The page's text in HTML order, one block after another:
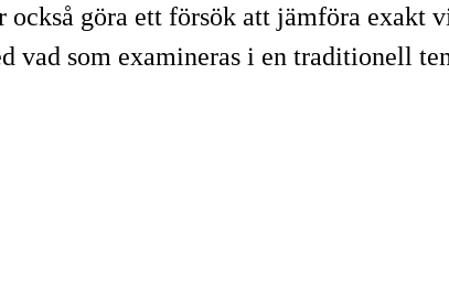
göra ett försök att jämföra exakt
vad som examineras i en traditionell